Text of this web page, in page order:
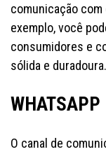
comunicação
exemplo, você
consumidores e
sólida e duradoura.
WHATSAPP
O canal de